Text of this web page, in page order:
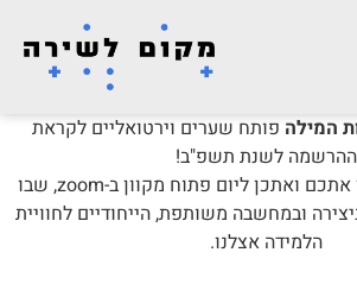
המילה פותח שערים וירטואליים לקראת
ההרשמה לשנת תשפ"ב!
אנחנו מזמינים מזמין אתכם ואתכן ליום פתוח מקוון ב-zoom, שבו
ובמחשבה משותפת, הייחודיים לחוויית
הלמידה אצלנו.